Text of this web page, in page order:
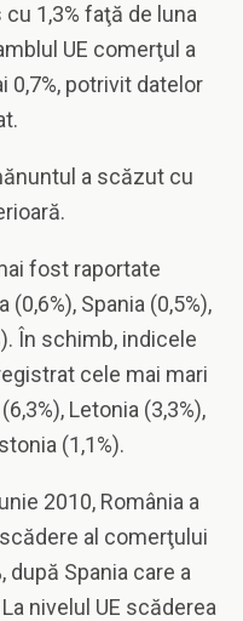
1,3% faţă de luna
UE comerţul a
0,7%, potrivit datelor
a scăzut cu
fost raportate
(0,6%), Spania (0,5%),
În schimb, indicele
cele mai mari
Letonia (3,3%),
(1,1%).
2010, România a
al comerţului
după Spania care a
nivelul UE scăderea